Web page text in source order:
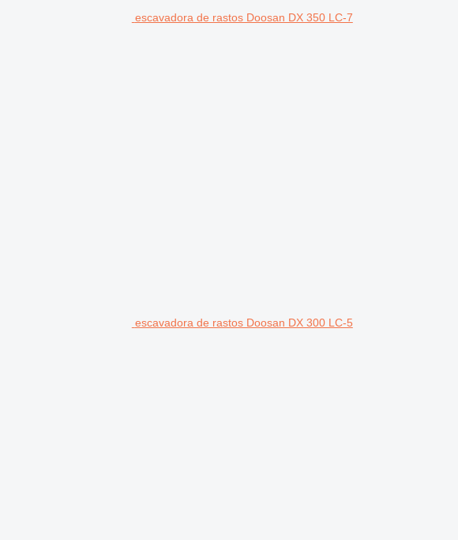
escavadora de rastos Doosan DX 350 LC-7
escavadora de rastos Doosan DX 300 LC-5